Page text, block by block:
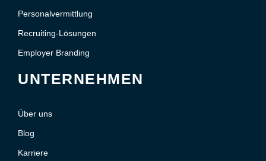
Personalvermittlung
Recruiting-Lösungen
Employer Branding
UNTERNEHMEN
Über uns
Blog
Karriere